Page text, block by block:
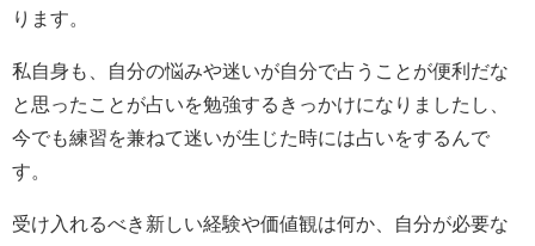
ります。
私自身も、自分の悩みや迷いが自分で占うことが便利だな
と思ったことが占いを勉強するきっかけになりましたし、
今でも練習を兼ねて迷いが生じた時には占いをするんで
す。
受け入れるべき新しい経験や価値観は何か、自分が必要な